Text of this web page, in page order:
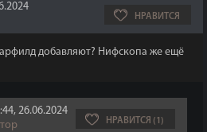
НРАВИТСЯ
добавляют? Нифскопа же ещё
26.06.2024
НРАВИТСЯ (1)